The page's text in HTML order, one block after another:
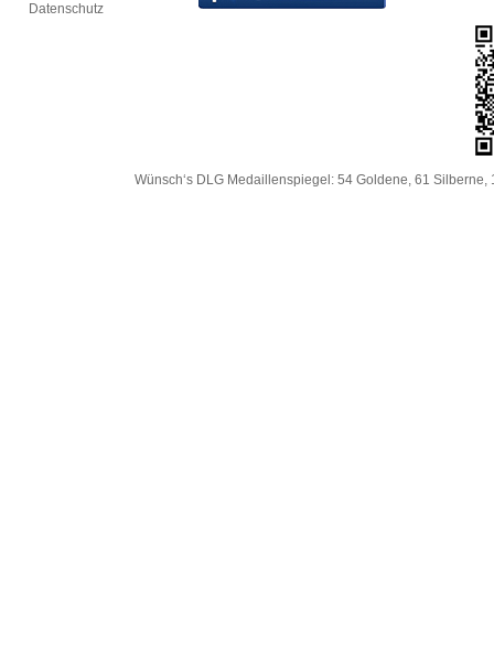
Datenschutz
Wünsch‘s DLG Medaillenspiegel: 54 Goldene, 61